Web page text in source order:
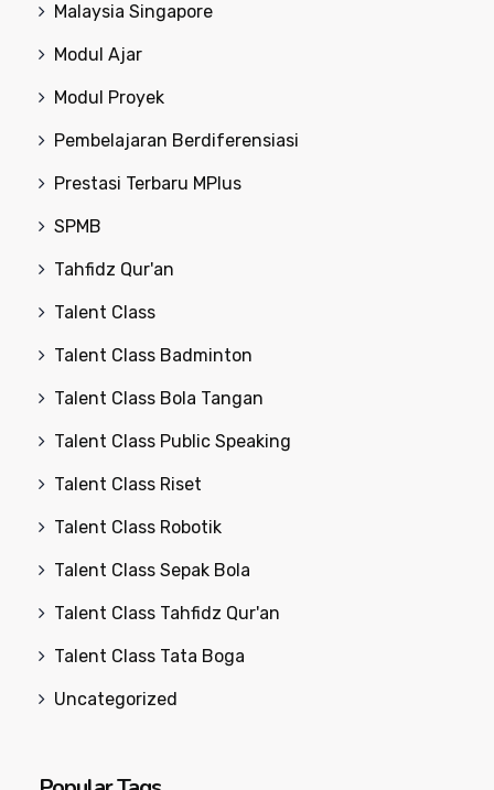
Malaysia Singapore
Modul Ajar
Modul Proyek
Pembelajaran Berdiferensiasi
Prestasi Terbaru MPlus
SPMB
Tahfidz Qur'an
Talent Class
Talent Class Badminton
Talent Class Bola Tangan
Talent Class Public Speaking
Talent Class Riset
Talent Class Robotik
Talent Class Sepak Bola
Talent Class Tahfidz Qur'an
Talent Class Tata Boga
Uncategorized